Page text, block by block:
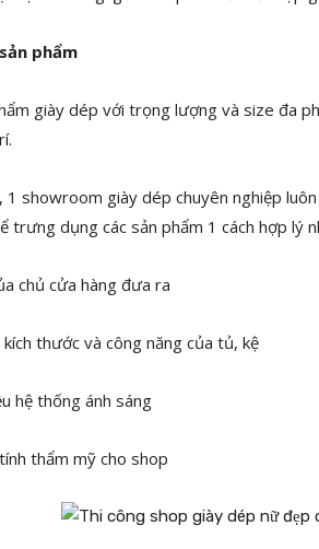
phẩm
giày dép với trọng lượng và size đa
1 showroom giày dép chuyên nghiệp
trưng dụng các sản phẩm 1 cách hợp lý
chủ cửa hàng đưa ra
thước và công năng của tủ, kệ
hệ thống ánh sáng
thẩm mỹ cho shop